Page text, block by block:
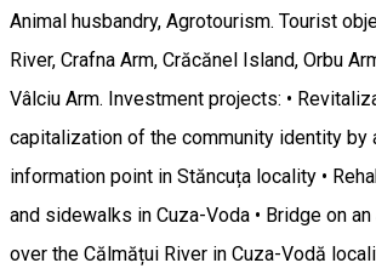
Animal husbandry, Agrotourism. Tourist
River, Crafna Arm, Crăcănel Island, Orbu
Vâlciu Arm. Investment projects: •
capitalization of the community identity by
information point in Stăncuța locality •
and sidewalks in Cuza-Voda • Bridge on
over the Călmățui River in Cuza-Vodă